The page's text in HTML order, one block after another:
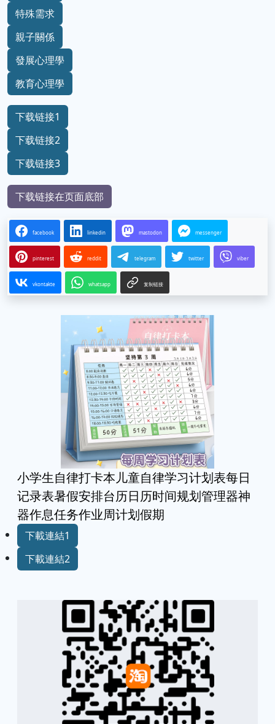
特殊需求
親子關係
發展心理學
教育心理學
下载链接1
下载链接2
下载链接3
下载链接在页面底部
facebook linkedin mastodon messenger
pinterest reddit telegram twitter viber
vkontakte whatsapp 复制链接
小学生自律打卡本儿童自律学习计划表每日
记录表暑假安排台历日历时间规划管理器神
器作息任务作业周计划假期
下載連結1
下載連結2